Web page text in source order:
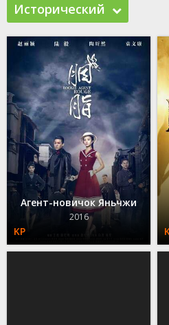
Исторический
Агент-новичок Яньчжи
2016